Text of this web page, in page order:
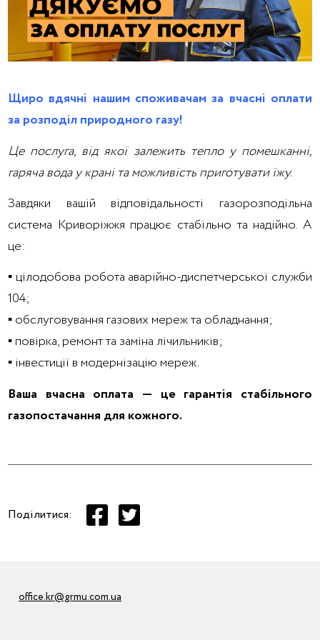
Щиро вдячні нашим споживачам за вчасні оплати
за розподіл природного газу!
Це послуга, від якої залежить тепло у помешканні,
гаряча вода у крані та можливість приготувати їжу.
Завдяки вашій відповідальності газорозподільна
система Криворіжжя працює стабільно та надійно. А
це:
▪️ цілодобова робота аварійно-диспетчерської служби
104;
▪️ обслуговування газових мереж та обладнання;
▪️ повірка, ремонт та заміна лічильників;
▪️ інвестиції в модернізацію мереж.
Ваша вчасна оплата — це гарантія стабільного
газопостачання для кожного.
Поділитися:
office.kr@grmu.com.ua